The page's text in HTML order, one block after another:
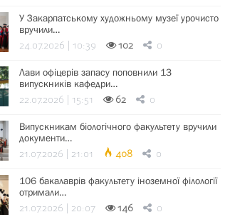
У Закарпатському художньому музеї урочисто
вручили…
24.07.2026 | 10:39 102 0
Лави офіцерів запасу поповнили 13
випускників кафедри…
22.07.2026 | 15:51 62 0
Випускникам біологічного факультету вручили
документи…
21.07.2026 | 21:01 408 0
106 бакалаврів факультету іноземної філології
отримали…
21.07.2026 | 20:07 146 0